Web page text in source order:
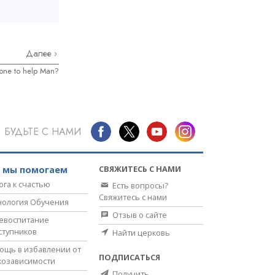
Далее
to help Man?
БУДЬТЕ С НАМИ
мы помогаем
к счастью
Обучения
в избавлении от
СВЯЖИТЕСЬ С НАМИ
Есть вопросы?
Свяжитесь с нами
Отзыв о сайте
Найти церковь
ПОДПИСАТЬСЯ